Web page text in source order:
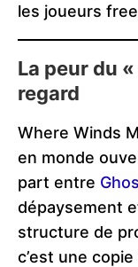
les joueurs
La peur du
regard
Where Winds
en monde
part entre
dépaysement
structure de
c’est une